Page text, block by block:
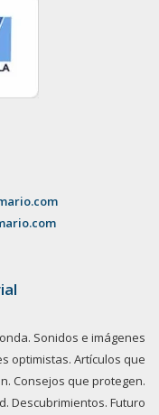
Sonidos e imágenes
optimistas. Artículos que
Consejos que protegen.
Descubrimientos. Futuro